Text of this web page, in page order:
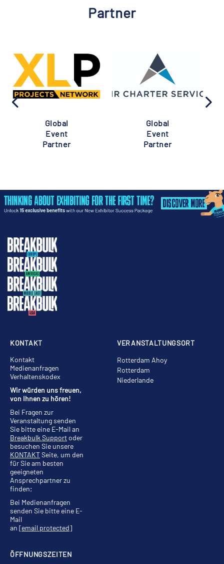
Partner
Global
Event
Partner
Global
Event
Partner
VERANSTALTUNGSORT
Rotterdam Ahoy
Rotterdam
Niederlande
ÖFFNUNGSZEITEN
KONTAKT
Kontakt
Medienanfragen
Verhaltenskodex
Wir würden uns freuen,
von Ihnen zu hören!
Bei Fragen zur
Veranstaltung senden
Sie bitte eine E-Mail an
Breakbulk Supportoder
besuchen Sie unsere
KONTAKTSeite, um den
für Sie am besten
geeigneten
Ansprechpartner zu
finden;
Bei Medienanfragen
senden Sie bitte eine E-
Mail
an [email protected]